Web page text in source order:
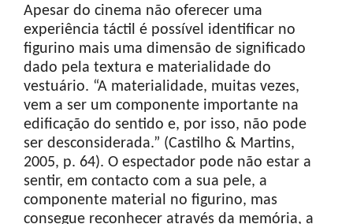
Apesar do cinema não oferecer uma
experiência táctil é possível identificar no
figurino mais uma dimensão de significado
dado pela textura e materialidade do
vestuário. “A materialidade, muitas vezes,
vem a ser um componente importante na
edificação do sentido e, por isso, não pode
ser desconsiderada.” (Castilho & Martins,
2005, p. 64). O espectador pode não estar a
sentir, em contacto com a sua pele, a
componente material no figurino, mas
consegue reconhecer através da memória, a